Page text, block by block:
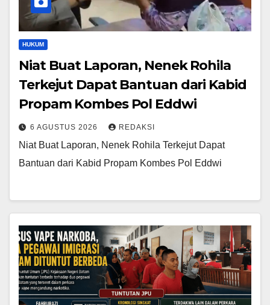
HUKUM
Niat Buat Laporan, Nenek Rohila
Terkejut Dapat Bantuan dari Kabid
Propam Kombes Pol Eddwi
6 AGUSTUS 2026 REDAKSI
Niat Buat Laporan, Nenek Rohila Terkejut Dapat
Bantuan dari Kabid Propam Kombes Pol Eddwi